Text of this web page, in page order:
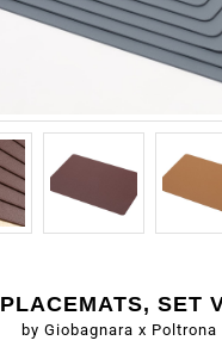
PLACEMATS, SET
by Giobagnara x Poltrona